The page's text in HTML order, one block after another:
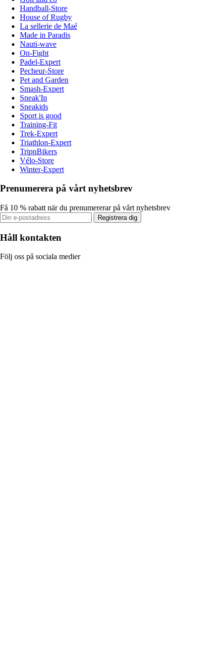
Handball-Store
House of Rugby
La sellerie de Maé
Made in Paradis
Nauti-wave
On-Fight
Padel-Expert
Pecheur-Store
Pet and Garden
Smash-Expert
Sneak'In
Sneakids
Sport is good
Training-Fit
Trek-Expert
Triathlon-Expert
TripnBikers
Vélo-Store
Winter-Expert
Prenumerera på vårt nyhetsbrev
Få 10 % rabatt när du prenumererar på vårt nyhetsbrev
Registrera dig
Håll kontakten
Följ oss på sociala medier